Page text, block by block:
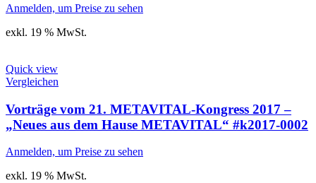
Anmelden, um Preise zu sehen
exkl. 19 % MwSt.
Quick view
Vergleichen
Vorträge vom 21. METAVITAL-Kongress 2017 –
„Neues aus dem Hause METAVITAL“ #k2017-0002
Anmelden, um Preise zu sehen
exkl. 19 % MwSt.